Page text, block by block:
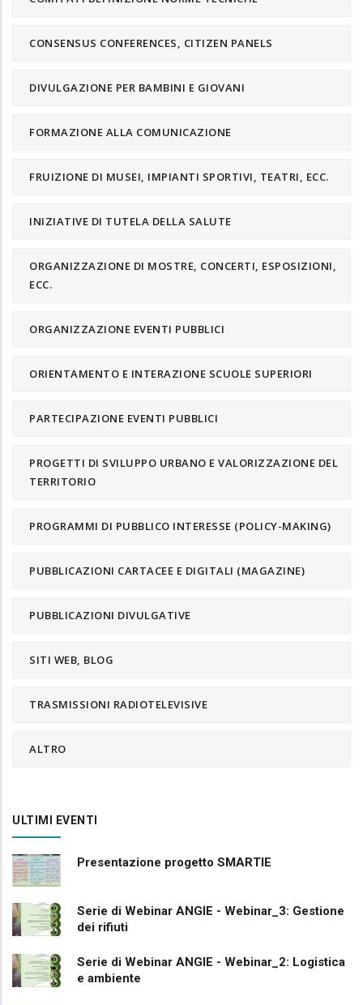
CONSENSUS CONFERENCES, CITIZEN PANELS
DIVULGAZIONE PER BAMBINI E GIOVANI
FORMAZIONE ALLA COMUNICAZIONE
FRUIZIONE DI MUSEI, IMPIANTI SPORTIVI, TEATRI, ECC.
INIZIATIVE DI TUTELA DELLA SALUTE
ORGANIZZAZIONE DI MOSTRE, CONCERTI, ESPOSIZIONI,
ECC.
ORGANIZZAZIONE EVENTI PUBBLICI
ORIENTAMENTO E INTERAZIONE SCUOLE SUPERIORI
PARTECIPAZIONE EVENTI PUBBLICI
PROGETTI DI SVILUPPO URBANO E VALORIZZAZIONE DEL
TERRITORIO
PROGRAMMI DI PUBBLICO INTERESSE (POLICY-MAKING)
PUBBLICAZIONI CARTACEE E DIGITALI (MAGAZINE)
PUBBLICAZIONI DIVULGATIVE
SITI WEB, BLOG
TRASMISSIONI RADIOTELEVISIVE
ALTRO
ULTIMI EVENTI
Presentazione progetto SMARTIE
Serie di Webinar ANGIE - Webinar_3: Gestione
dei rifiuti
Serie di Webinar ANGIE - Webinar_2: Logistica
e ambiente